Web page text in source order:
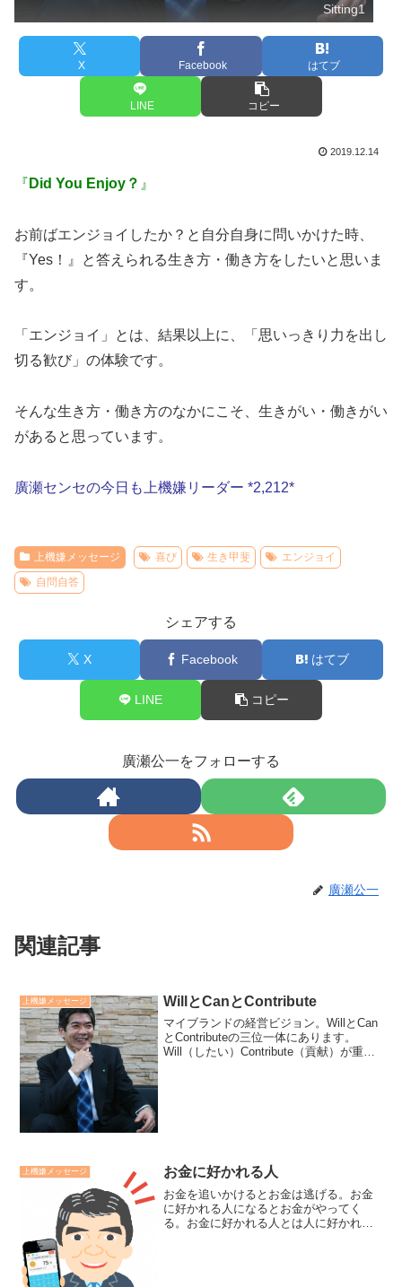
Sitting1
X Facebook はてブ
LINE コピー
2019.12.14
『 Did You Enjoy？ 』
お前ばエンジョイしたか？と自分自身に問いかけた時、
『Yes！』と答えられる生き方・働き方をしたいと思いま
す。
「エンジョイ」とは、結果以上に、「思いっきり力を出し
切る歓び」の体験です。
そんな生き方・働き方のなかにこそ、生きがい・働きがい
があると思っています。
廣瀬センセの今日も上機嫌リーダー *2,212*
上機嫌メッセージ 喜び 生き甲斐
エンジョイ
自問自答
シェアする
X Facebook はてブ
LINE コピー
廣瀬公一をフォローする
廣瀬公一
関連記事
上機嫌メッセージ WillとCanとContribute
マイブランドの経営ビジョン。WillとCan
とContributeの三位一体にあります。
Will（したい）Contribute（貢献）が重な
上機嫌メッセージ お金に好かれる人
お金を追いかけるとお金は逃げる。お金
に好かれる人になるとお金がやってく
る。お金に好かれる人とは人に好かれる